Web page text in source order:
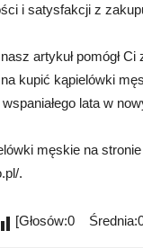
i satysfakcji z
artykuł pomógł
kupić kąpielówki
lata w
męskie na stronie
.
[Głosów:0